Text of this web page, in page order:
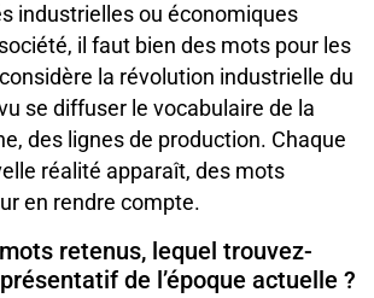
industrielles ou économiques
il faut bien des mots pour les
la révolution industrielle du
se diffuser le vocabulaire de la
des lignes de production. Chaque
réalité apparaît, des mots
en rendre compte.
retenus, lequel trouvez-
de l’époque actuelle ?